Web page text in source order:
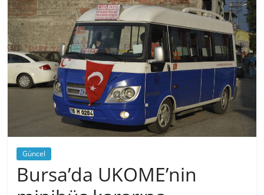
Güncel
Bursa’da UKOME’nin